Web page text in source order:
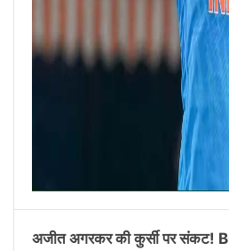
अजीत अगरकर की कुर्सी पर संकट!